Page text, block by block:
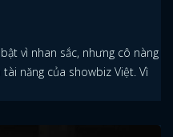
vì nhan sắc, nhưng cô nàng
năng của showbiz Việt. Vì